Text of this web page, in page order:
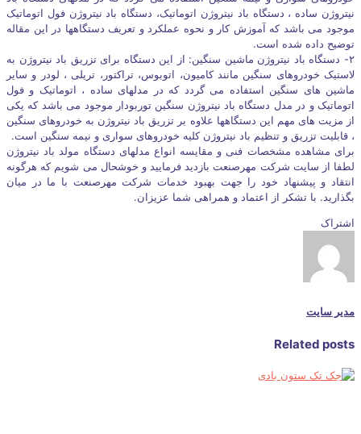
نیتروژن ساده ، دستگاه باد نیتروژن اتوماتیک، دستگاه باد نیتروژن فول اتوماتیک
موجود می باشد که آموزش کار و نحوه عملکرد و تعریف دستگاهها در این مقاله
توضیح داده شده است.
۲- دستگاه باد نیتروژن ماشین سنگین: از این دستگاه برای تزریق باد نیتروژن به
لاستیک خودروهای سنگین مانند کامیون، اتوبوس، تراکتور، تریلی ، لودر و سایر
ماشین های سنگین استفاده می گردد که در مدلهای ساده ، اتوماتیک و فول
اتوماتیک و در مدل دستگاه باد نیتروژن سنگین توربودار موجود می باشد که یکی
از مزیت های مهم این دستگاهها علاوه بر تزریق باد نیتروژن به خودروهای سنگین
، قابلیت تزریق و تنظیم باد نیتروژن کلیه خودروهای سواری و نیمه سنگین است.
برای مشاهده مشخصات فنی و مقایسه انواع مدلهای دستگاه مولد باد نیتروژن
لطفا از سایت شرکت مهرصنعت بازدید فرمایید و خوشحال می شویم که هرگونه
انتقاد و پیشنهاد خود را جهت بهبود خدمات شرکت مهرصنعت با ما در میان
بگذارید. با تشکر از اعتماد و همراهی شما عزیزان.
اشتراک
مدیر سایت
Related posts